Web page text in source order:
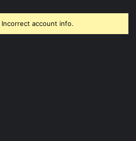
account info.